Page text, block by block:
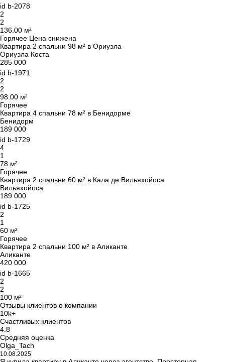
id b-2078
2
2
136.00 м²
Горячее Цена снижена
Квартира 2 спальни 98 м² в Ориуэла
Ориуэла Коста
285 000
id b-1971
2
2
98.00 м²
Горячее
Квартира 4 спальни 78 м² в Бенидорме
Бенидорм
189 000
id b-1729
4
1
78 м²
Горячее
Квартира 2 спальни 60 м² в Кала де Вильяхойоса
Вильяхойоса
189 000
id b-1725
2
1
60 м²
Горячее
Квартира 2 спальни 100 м² в Аликанте
Аликанте
420 000
id b-1665
2
2
100 м²
Отзывы клиентов о компании
10k+
Счастливых клиентов
4.8
Средняя оценка
Olga_Tach
10.08.2025